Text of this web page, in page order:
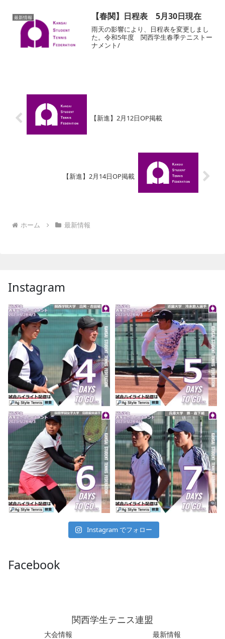
最新情報 【春関】日程表 5月30日現在
雨天の影響により、日程表を変更しまし
た。令和5年度 関西学生春季テニストー
ナメント/
【新進】2月12日OP掲載
【新進】2月14日OP掲載
ホーム 最新情報
Instagram
Instagram でフォロー
Facebook
関西学生テニス連盟
大会情報 最新情報